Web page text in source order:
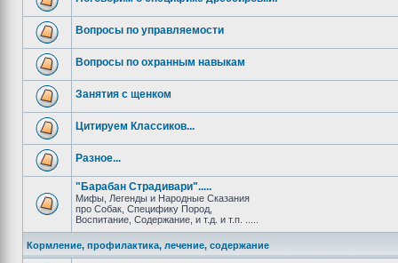
Вопросы по управляемости
Вопросы по охранным навыкам
Занятия с щенком
Цитируем Классиков...
Разное...
"Барабан Страдивари".....
Мифы, Легенды и Народные Сказания
про Собак, Специфику Пород,
Воспитание, Содержание, и т.д. и т.п. .....
Кормление, профилактика, лечение, содержание